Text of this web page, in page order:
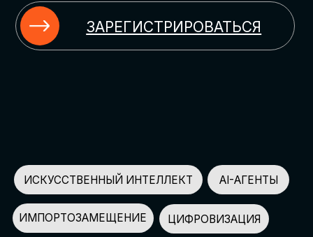
ИСКУССТВЕННЫЙ ИНТЕЛЛЕКТ
НЕЙРОСЕТИ ДЛЯ БИЗНЕСА
КЭДО
ЦИФРОВИЗАЦИЯ
АВТОМАТИЗАЦИЯ HR
АВТОМАТИЗАЦИЯ МАРКЕТИНГА И ПРОДАЖ
AI-АССИСТЕНТЫ
ЧАТ-БОТЫ
ИМПОРТОЗАМЕЩЕНИЕ